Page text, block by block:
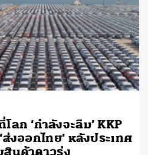
ก ‘กำลังจะลืม’ KKP
งออกไทย’ หลังประเทศ
นค้าดาวรุ่ง